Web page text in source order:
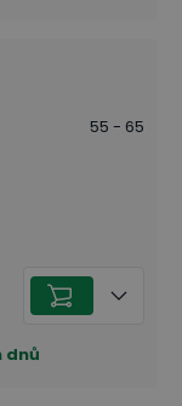
55 - 65
dnů